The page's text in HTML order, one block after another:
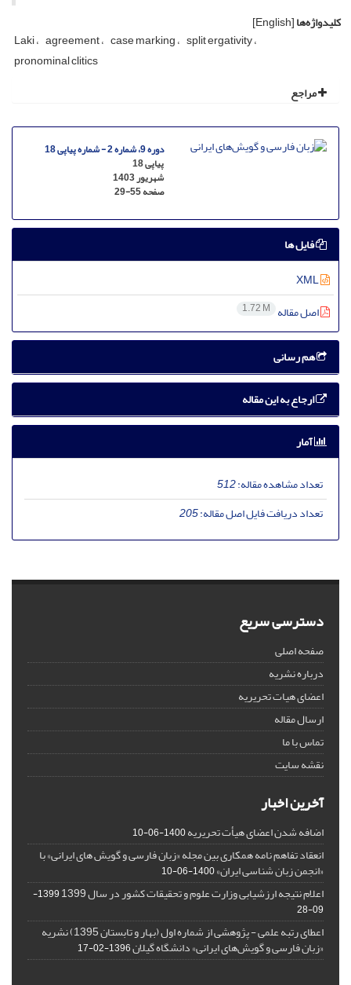
کلیدواژه‌ها[English]
Laki agreement case marking split ergativity
pronominal clitics
مراجع
دوره 9، شماره 2 - شماره پیاپی 18
پیاپی 18
شهریور 1403
صفحه29-55
فایل ها
اصل مقاله 1.72 M
هم رسانی
ارجاع به این مقاله
آمار
تعداد مشاهده مقاله:512
تعداد دریافت فایل اصل مقاله:205
دسترسی سریع
صفحه اصلی
درباره نشریه
اعضای هیات تحریریه
ارسال مقاله
تماس با ما
نقشه سایت
آخرین اخبار
اضافه شدن اعضای هیأت تحریریه1400-06-10
انعقاد تفاهم نامه همکاری بین مجله «زبان فارسی و گویش های ایرانی» با
«انجمن زبان شناسی ایران»1400-06-10
اعلام نتیجه ارزشیابی وزارت علوم و تحقیقات کشور در سال 1399
1399-
09-28
اعطای رتبه علمی - پژوهشی از شماره اول (بهار و تابستان 1395) نشریه
«زبان فارسی و گویش‌های ایرانی» دانشگاه گیلان1396-02-17